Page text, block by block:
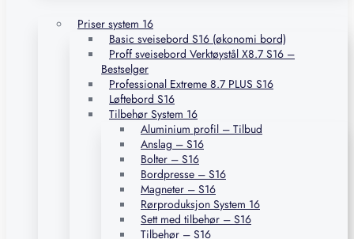
Priser system 16
Basic sveisebord S16 (økonomi bord)
Proff sveisebord Verktøystål X8.7 S16 –
Bestselger
Professional Extreme 8.7 PLUS S16
Løftebord S16
Tilbehør System 16
Aluminium profil – Tilbud
Anslag – S16
Bolter – S16
Bordpresse – S16
Magneter – S16
Rørproduksjon System 16
Sett med tilbehør – S16
Tilbehør – S16